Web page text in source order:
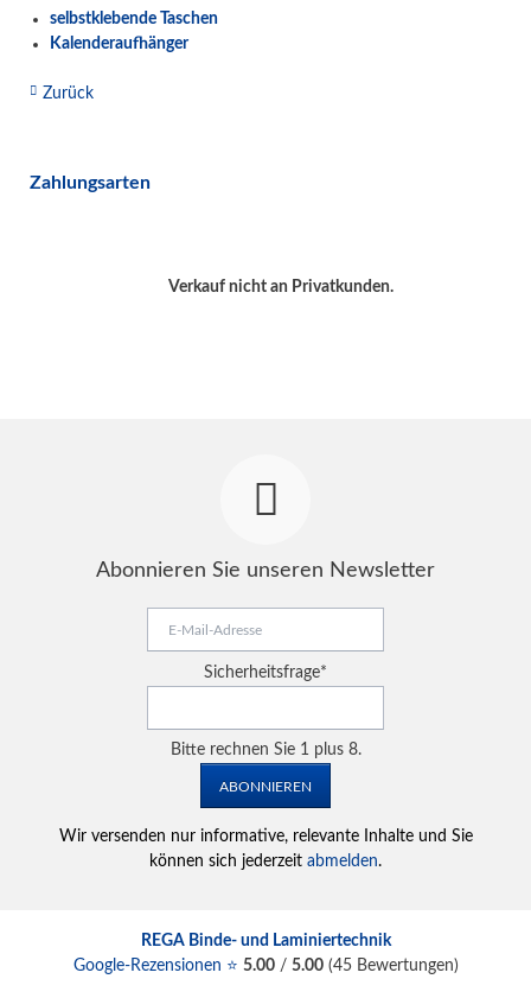
selbstklebende Taschen
Kalenderaufhänger
Zurück
Zahlungsarten
Verkauf nicht an Privatkunden.
Abonnieren Sie unseren Newsletter
Adresse
Pflichtfeld
Sicherheitsfrage*
Bitte rechnen Sie 1 plus 8.
ABONNIEREN
Wir versenden nur informative, relevante Inhalte und Sie
können sich jederzeit abmelden.
REGA Binde- und Laminiertechnik
Google-Rezensionen ⭐ 5.00/ 5.00(45Bewertungen)